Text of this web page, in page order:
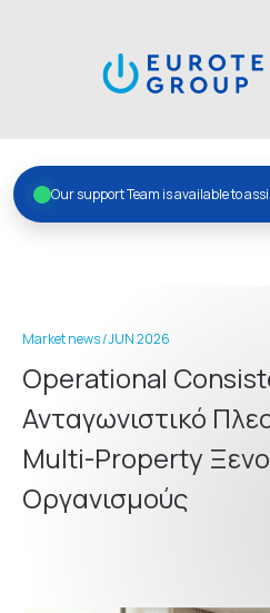
Our support Team is available to
Market news /JUN 2026
Operational
Ανταγωνιστικό
Multi-Property
Οργανισμούς